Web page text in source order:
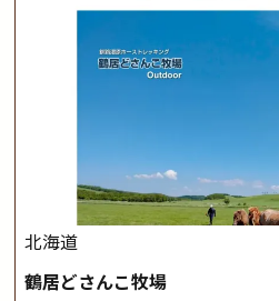
北海道
鶴居どさんこ牧場